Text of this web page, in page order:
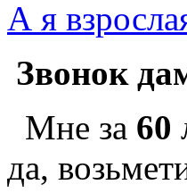
А я
Звонок
Мне за 60
да,